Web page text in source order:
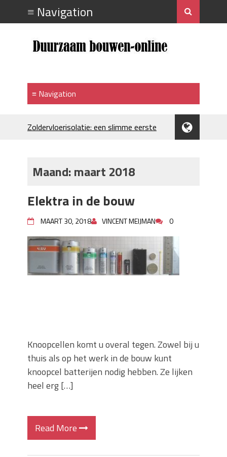
Zoldervloerisolatie: een slimme eerste
Je huis koelen: alles behalve duur
merkimago?
verwarmingsoptie
Wanneer moet je een specialist
inschakelen bij rioolproblemen?
Slimme oplossingen voor lekkages en
verstoppingen
natuurlijke oplossingen
Maand:maart 2018
Elektra in de bouw
MAART 30, 2018 VINCENT MEIJMAN 0
Knoopcellen komt u overal tegen. Zowel bij u
thuis als op het werk in de bouw kunt
knoopcel batterijen nodig hebben. Ze lijken
heel erg […]
Read More